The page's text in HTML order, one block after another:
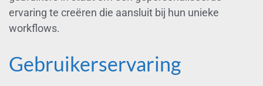
ervaring te creëren die aansluit bij hun unieke
workflows.
Gebruikerservaring